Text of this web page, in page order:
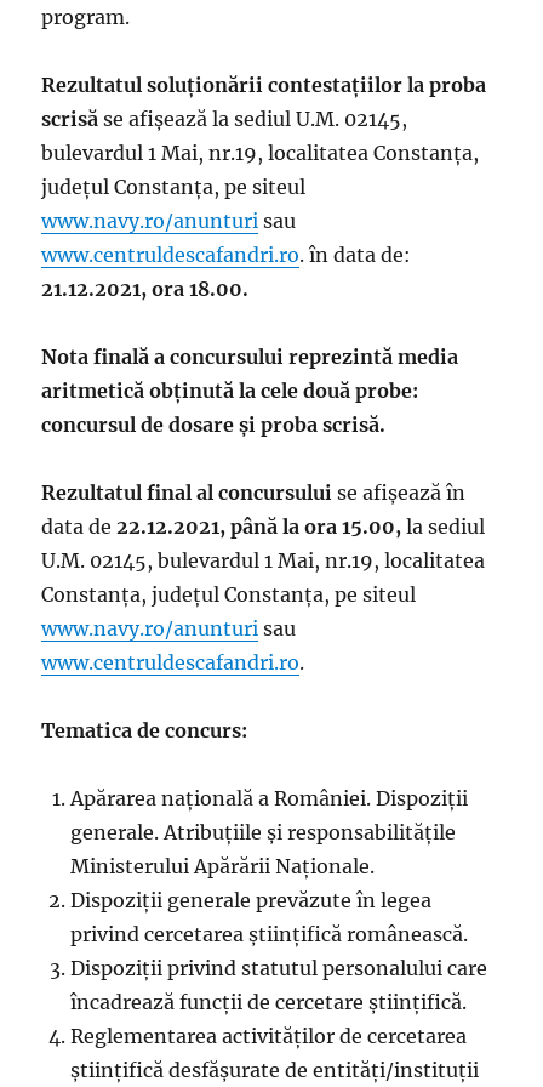
program.
Rezultatul soluţionării contestaţiilor la proba
scrisă se afişează la sediul U.M. 02145,
bulevardul 1 Mai, nr.19, localitatea Constanța,
județul Constanța, pe siteul
www.navy.ro/anunturi sau
www.centruldescafandri.ro. în data de:
21.12.2021, ora 18.00.
Nota finală a concursului reprezintă media
aritmetică obținută la cele două probe:
concursul de dosare și proba scrisă.
Rezultatul final al concursuluise afişează în
data de22.12.2021, până la ora 15.00, la sediul
U.M. 02145, bulevardul 1 Mai, nr.19, localitatea
Constanța, județul Constanța, pe siteul
www.navy.ro/anunturi sau
www.centruldescafandri.ro.
Tematica de concurs:
Apărarea națională a României. Dispoziții
generale. Atribuțiile și responsabilitățile
Ministerului Apărării Naționale.
Dispoziții generale prevăzute în legea
privind cercetarea științifică românească.
Dispoziții privind statutul personalului care
încadrează funcții de cercetare științifică.
Reglementarea activităților de cercetarea
științifică desfășurate de entități/instituții